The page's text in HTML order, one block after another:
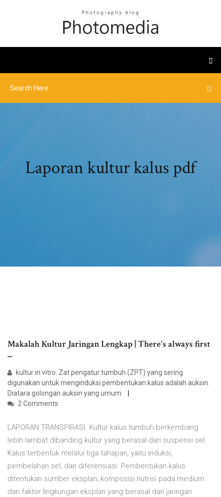
Laporan kultur kalus pdf
Makalah Kultur Jaringan Lengkap | There's always first
...
kultur in vitro. Zat pengatur tumbuh (ZPT) yang sering
digunakan untuk menginduksi pembentukan kalus adalah auksin.
Diatara golongan auksin yang umum
2 Comments
LAPORAN TRANSPIRASI. Kultur kalus tumbuh berkembang
lebih lambat dibanding kultur yang berasal dari suspensi sel.
Kalus terbentuk melalui tiga tahapan, yaitu induksi,
pembelahan sel, dan diferensiasi. Pembentukan kalus
ditentukan sumber eksplan, komposisi nutrisi pada medium
dan faktor lingkungan.eksplan yang berasal dari jaringan